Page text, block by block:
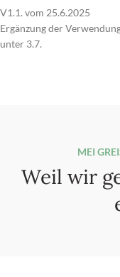
V1.1. vom 25.6.2025
Ergänzung der
unter 3.7.
MEI
Weil wir